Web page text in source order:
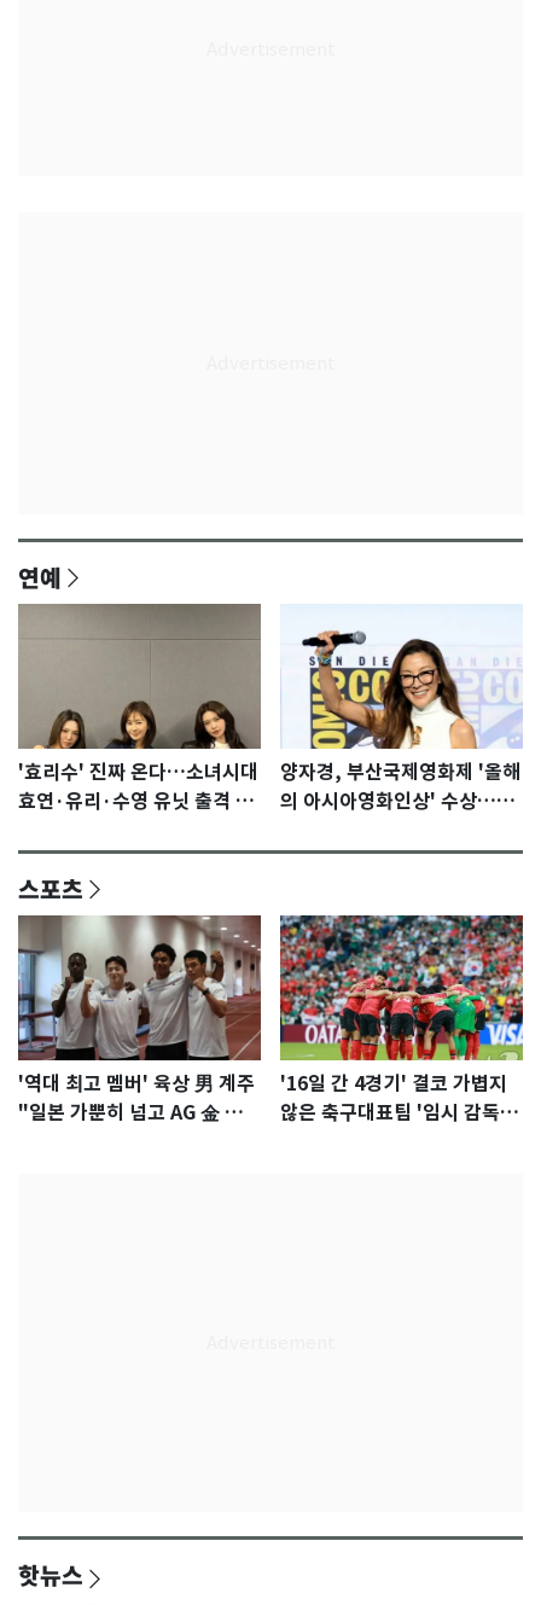
연예
'효리수' 진짜 온다…소녀시대
효연·유리·수영 유닛 출격 [N
양자경, 부산국제영화제 '올해
의 아시아영화인상' 수상…15
스포츠
'역대 최고 멤버' 육상 男 계주
"일본 가뿐히 넘고 AG 金 따겠
'16일 간 4경기' 결코 가볍지
않은 축구대표팀 '임시 감독'
핫뉴스